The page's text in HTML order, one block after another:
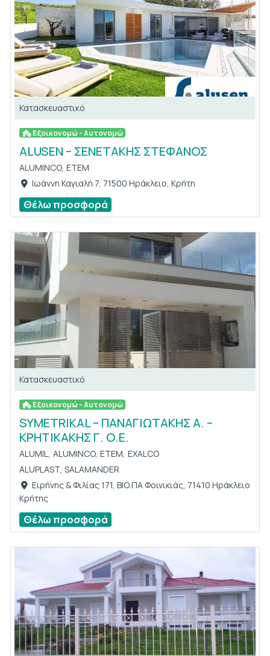
Κατασκευαστικό
Εξοικονομώ - Αυτονομώ
ALUSEN – ΣΕΝΕΤΑΚΗΣ ΣΤΕΦΑΝΟΣ
ALUMINCO, ETEM
Ιωάννη Καγιαλή 7, 71500 Ηράκλειο, Κρήτη
Θέλω προσφορά
Κατασκευαστικό
Εξοικονομώ - Αυτονομώ
SYMETRIKAL – ΠΑΝΑΓΙΩΤΑΚΗΣ Α. –
ΚΡΗΤΙΚΑΚΗΣ Γ. Ο.Ε.
ALUMIL, ALUMINCO, ETEM, EXALCO
ALUPLAST, SALAMANDER
Ειρήνης & Φιλίας 171, ΒΙΟ.ΠΑ Φοινικιάς, 71410 Ηράκλειο
Κρήτης
Θέλω προσφορά